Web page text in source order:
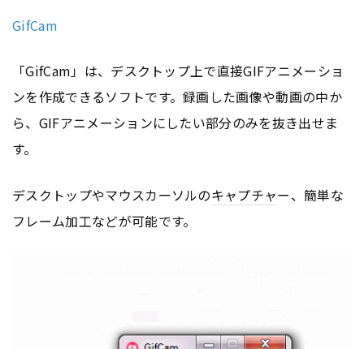
GifCam
「GifCam」は、デスクトップ上で直接GIFアニメーショ
ンを作成できるソフトです。録画した画像や動画の中か
ら、GIFアニメーションにしたい部分のみを抜き出せま
す。
デスクトップやマウスカーソルのキャプチャー、簡単な
フレーム加工などが可能です。